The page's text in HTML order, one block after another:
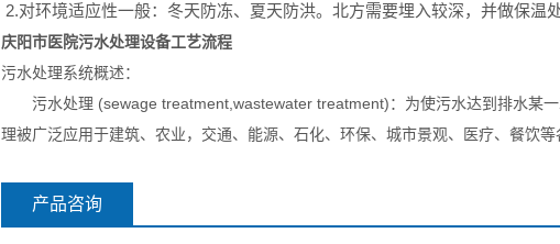
2.对环境适应性一般：冬天防冻、夏天防洪。北方需要埋入较深，并做保温处
庆阳市医院污水处理设备工艺流程
污水处理系统概述：
污水处理 (sewage treatment,wastewater treatment)：为使污水达到排水某一
理被广泛应用于建筑、农业，交通、能源、石化、环保、城市景观、医疗、餐饮
产品咨询